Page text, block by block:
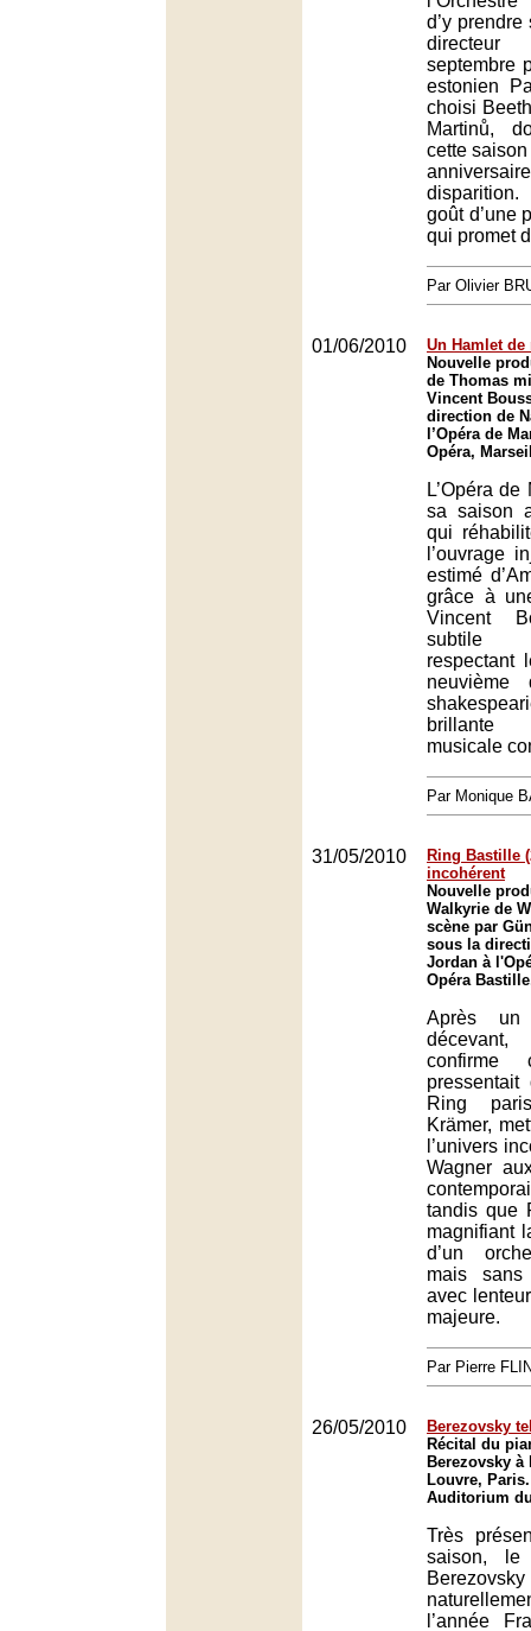
d’y
septembre
estonien
choisi
Martinů,
cette
goût d’une
qui promet
Par Olivier
01/06/2010
Un Hamlet de
Nouvelle
de Thomas
Vincent
direction de
l’Opéra de
Opéra,
L’Opéra
sa saison
qui
l’ouvrage
estimé
grâce à
Vincent
subtile
respectant
neuvième
brillante
musicale
Par Monique
31/05/2010
Ring Bastille
incohérent
Nouvelle
Walkyrie de
scène par
sous la
Jordan à
Opéra
Après
Ring
Krämer,
l’univers
Wagner
tandis que
magnifiant
d’un
mais sans
avec
majeure.
Par Pierre
26/05/2010
Berezovsky
Récital du
Berezovsky
Louvre, Paris.
Auditorium
Très
saison, le
l’année